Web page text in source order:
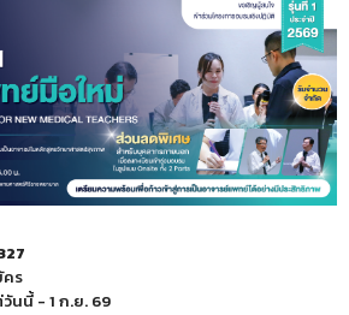
คร
วันนี้ - 1 ก.ย. 69